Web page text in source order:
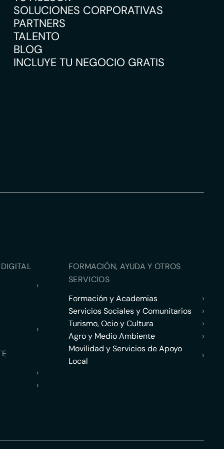
SOLUCIONES CORPORATIVAS
PARTNERS
TALENTO
BLOG
INCLUYE TU NEGOCIO GRATIS
›
›
›
›
FORMACIÓN, AYUDA Y OTROS
SERVICIOS
Formación y Academias
›
Servicios Sociales y Comunitarios
›
Turismo, Ocio y Cultura
›
Agro y Medio Ambiente
›
Movilidad y Servicios de Apoyo
Local
›